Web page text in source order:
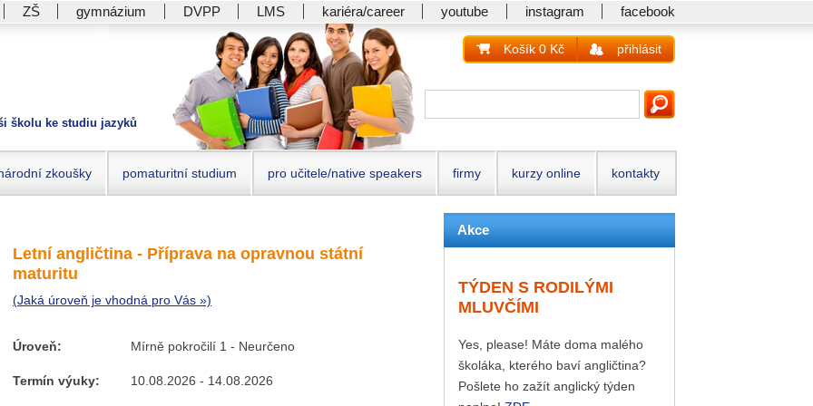
ZŠ gymnázium DVPP LMS kariéra/career youtube instagram facebook
školu ke studiu jazyků
Košík 0 Kč přihlásit
zkoušky pomaturitní studium pro učitele/native speakers firmy kurzy online kontakty
Letní angličtina - Příprava na opravnou státní
maturitu
(Jaká úroveň je vhodná pro Vás »)
Úroveň: Mírně pokročilí 1 - Neurčeno
Termín výuky: 10.08.2026 - 14.08.2026
Akce
TÝDEN S RODILÝMI
MLUVČÍMI
Yes, please! Máte doma malého
školáka, kterého baví angličtina?
Pošlete ho zažít anglický týden